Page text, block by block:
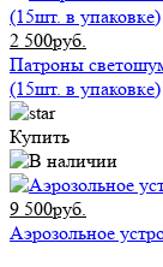
2 500руб.
Патроны
(15шт. в упаковке)
Купить
9 500руб.
Аэрозольное